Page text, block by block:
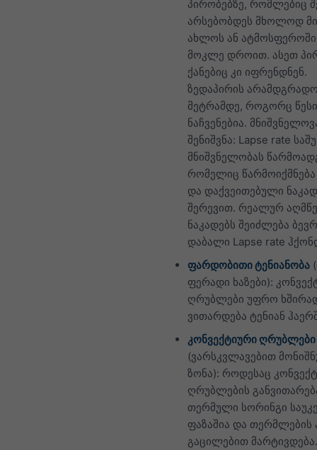
პირობებზე, რომლებიც
არსებობდეს მხოლოდ
ახლოს ან
მოკლე დროით. ასეთ
ქანებიც კი იფრენდნენ.
ზედაპირის
მეტრამდე, როგორც
ნაჩვენებია.
შენიშვნა: Lapse rate
მნიშვნელობას
რომელიც წარმოიქმნება
და დაქვეითებული
შერევით. რეალურ
ნაკადებს შეიძლება
დაბალი Lapse rate
ფარდობითი ტენიანობა
ფერადი ხაზები):
ღრუბლები უფრო
ვითარდება ტენიან
კონვექტიური ღრუბლები
(ვარსკვლავებით
ზონა): როდესაც
ღრუბლების
თერმული სორინგი
ფაზაშია და თერმლების
გაცილებით მარტივდება.